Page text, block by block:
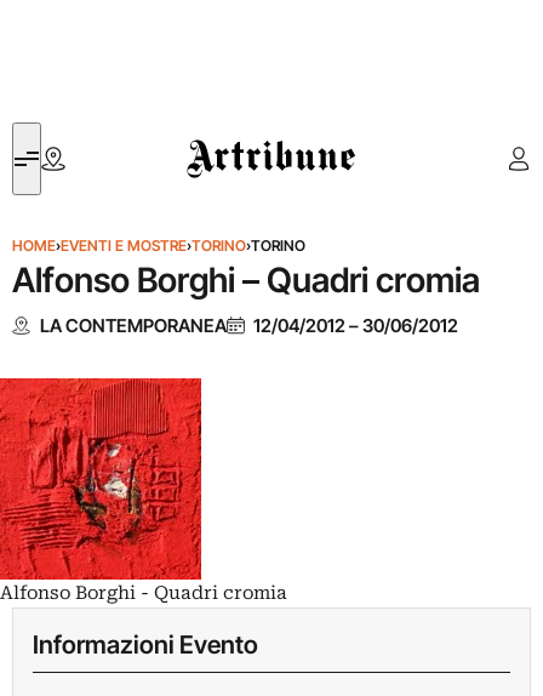
Artribune
HOME›EVENTI E MOSTRE›TORINO›TORINO
Alfonso Borghi – Quadri cromia
LA CONTEMPORANEA 12/04/2012–30/06/2012
Alfonso Borghi - Quadri cromia
Informazioni Evento